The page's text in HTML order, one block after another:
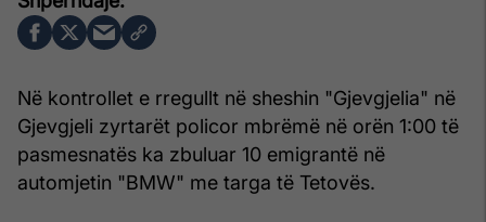
Në kontrollet e rregullt në sheshin "Gjevgjelia" në
Gjevgjeli zyrtarët policor mbrëmë në orën 1:00 të
pasmesnatës ka zbuluar 10 emigrantë në
automjetin "BMW" me targa të Tetovës.